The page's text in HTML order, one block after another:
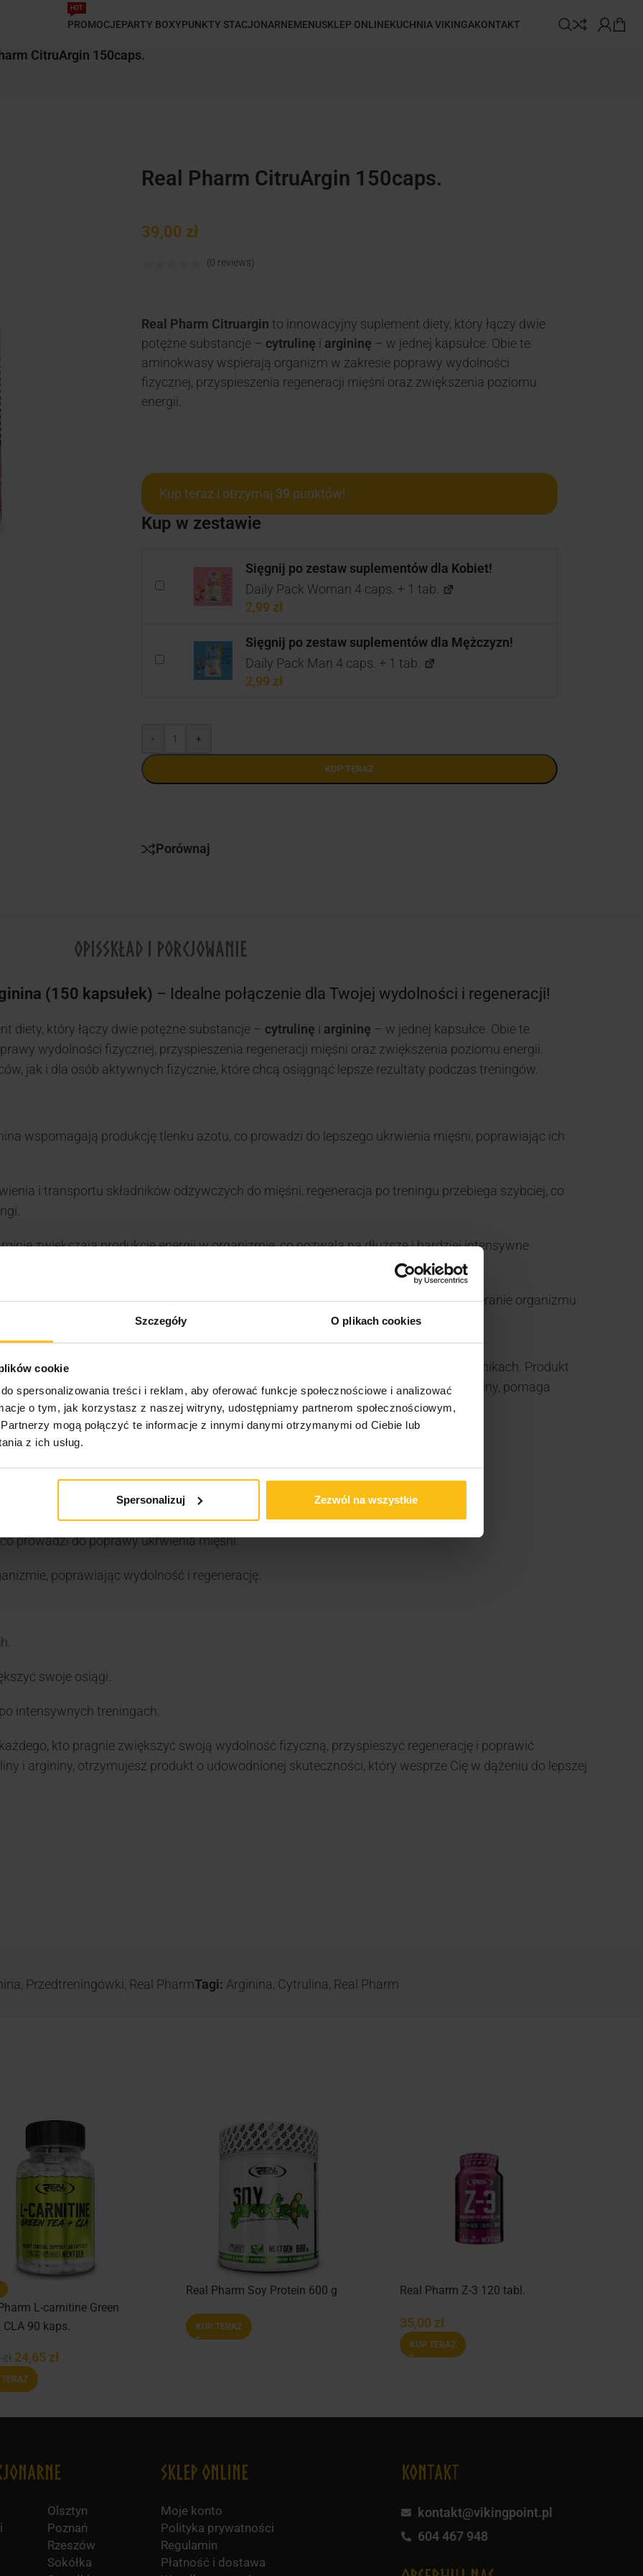
Szczegóły O plikach cookies
cookie
spersonalizowania treści i reklam, aby oferować funkcje społecznościowe i analizować
o tym, jak korzystasz z naszej witryny, udostępniamy partnerom społecznościowym,
mogą połączyć te informacje z innymi danymi otrzymanymi od Ciebie lub
z ich usług.
Spersonalizuj Zezwól na wszystkie
PROMOCJE
HOT
PARTY BOXYPUNKTY STACJONARNEMENUSKLEP ONLINEKUCHNIA VIKINGAKONTAKT
CitruArgin 150caps.
Real Pharm CitruArgin 150caps.
39,00 zł
(0 reviews)
Real Pharm Citruargin to innowacyjny suplement diety, który łączy dwie
potężne substancje – cytrulinę i argininę – w jednej kapsułce. Obie te
aminokwasy wspierają organizm w zakresie poprawy wydolności
fizycznej, przyspieszenia regeneracji mięśni oraz zwiększenia poziomu
energii.
Kup teraz i otrzymaj 39 punktów!
Kup w zestawie
Sięgnij po zestaw suplementów dla Kobiet!
Daily Pack Woman 4 caps. + 1 tab.
2,99 zł
Sięgnij po zestaw suplementów dla Mężczyzn!
Daily Pack Man 4 caps. + 1 tab.
2,99 zł
- +
KUP TERAZ
Porównaj
OPISSKŁAD I PORCJOWANIE
(150 kapsułek) – Idealne połączenie dla Twojej wydolności i regeneracji!
diety, który łączy dwie potężne substancje – cytrulinę i argininę – w jednej kapsułce. Obie te
wydolności fizycznej, przyspieszenia regeneracji mięśni oraz zwiększenia poziomu energii.
jak i dla osób aktywnych fizycznie, które chcą osiągnąć lepsze rezultaty podczas treningów.
wspomagają produkcję tlenku azotu, co prowadzi do lepszego ukrwienia mięśni, poprawiając ich
i transportu składników odżywczych do mięśni, regeneracja po treningu przebiega szybciej, co
zwiększają produkcję energii w organizmie, co pozwala na dłuższe i bardziej intensywne
zapewnia wygodną i długotrwałą suplementację, umożliwiając codzienne wspieranie organizmu.
jakości suplementy diety, oparte na najnowszych badaniach i najlepszych składnikach. Produkt
ale również bezpieczeństwem stosowania. Dzięki zastosowaniu cytruliny i argininy, pomaga
regenerację, co jest kluczowe w każdej aktywności fizycznej.
przed treningiem lub w trakcie posiłku, popijając dużą ilością wody.
prowadzi do poprawy ukrwienia mięśni.
poprawiając wydolność i regenerację.
swoje osiągi.
intensywnych treningach.
kto pragnie zwiększyć swoją wydolność fizyczną, przyspieszyć regenerację i poprawić
i argininy, otrzymujesz produkt o udowodnionej skuteczności, który wesprze Cię w dążeniu do lepszej
, Przedtreningówki, Real PharmTagi: Arginina, Cytrulina, Real Pharm
L-carnitine Green
CLA 90 kaps.
24,65 zł
TERAZ
Real Pharm Soy Protein 600 g
KUP TERAZ
Real Pharm Z-3 120 tabl.
35,00 zł
KUP TERAZ
Olsztyn
Poznań
Rzeszów
Sokółka
Sklep online
Moje konto
Polityka prywatności
Regulamin
Płatność i dostawa
KONTAKT
kontakt@vikingpoint.pl
604 467 948